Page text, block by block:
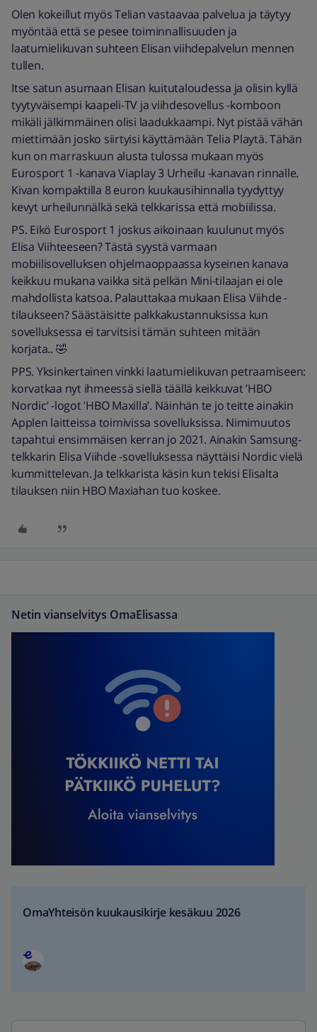
Olen kokeillut myös Telian vastaavaa palvelua ja täytyy
myöntää että se pesee toiminnallisuuden ja
laatumielikuvan suhteen Elisan viihdepalvelun mennen
tullen.
Itse satun asumaan Elisan kuitutaloudessa ja olisin kyllä
tyytyväisempi kaapeli-TV ja viihdesovellus -komboon
mikäli jälkimmäinen olisi laadukkaampi. Nyt pistää vähän
miettimään josko siirtyisi käyttämään Telia Playtä. Tähän
kun on marraskuun alusta tulossa mukaan myös
Eurosport 1 -kanava Viaplay 3 Urheilu -kanavan rinnalle.
Kivan kompaktilla 8 euron kuukausihinnalla tyydyttyy
kevyt urheilunnälkä sekä telkkarissa että mobiilissa.
PS. Eikö Eurosport 1 joskus aikoinaan kuulunut myös
Elisa Viihteeseen? Tästä syystä varmaan
mobiilisovelluksen ohjelmaoppaassa kyseinen kanava
keikkuu mukana vaikka sitä pelkän Mini-tilaajan ei ole
mahdollista katsoa. Palauttakaa mukaan Elisa Viihde -
tilaukseen? Säästäisitte palkkakustannuksissa kun
sovelluksessa ei tarvitsisi tämän suhteen mitään
korjata.. 🤣
PPS. Yksinkertainen vinkki laatumielikuvan petraamiseen:
korvatkaa nyt ihmeessä siellä täällä keikkuvat ’HBO
Nordic’ -logot ’HBO Maxilla’. Näinhän te jo teitte ainakin
Applen laitteissa toimivissa sovelluksissa. Nimimuutos
tapahtui ensimmäisen kerran jo 2021. Ainakin Samsung-
telkkarin Elisa Viihde -sovelluksessa näyttäisi Nordic vielä
kummittelevan. Ja telkkarista käsin kun tekisi Elisalta
tilauksen niin HBO Maxiahan tuo koskee.
Netin vianselvitys OmaElisassa
OmaYhteisön kuukausikirje kesäkuu 2026